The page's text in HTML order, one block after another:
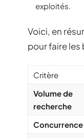
exploités.
Voici, en
pour faire les
Critère
Volume de
recherche
Concurrence